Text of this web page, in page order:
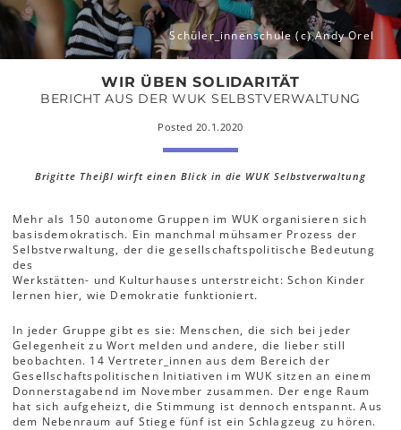
Schüler_innenschule (c) Andy Orel
WIR ÜBEN SOLIDARITÄT
BERICHT AUS DER WUK SELBSTVERWALTUNG
Posted 20.1.2020
Brigitte Theißl wirft einen Blick in die WUK Selbstverwaltung
Mehr als 150 autonome Gruppen im WUK organisieren sich
basisdemokratisch. Ein manchmal mühsamer Prozess der
Selbstverwaltung, der die gesellschaftspolitische Bedeutung
des
Werkstätten- und Kulturhauses unterstreicht: Schon Kinder
lernen hier, wie Demokratie funktioniert.
In jeder Gruppe gibt es sie: Menschen, die sich bei jeder
Gelegenheit zu Wort melden und andere, die lieber still
beobachten. 14 Vertreter_innen aus dem Bereich der
Gesellschaftspolitischen Initiativen im WUK sitzen an einem
Donnerstagabend im November zusammen. Der enge Raum
hat sich aufgeheizt, die Stimmung ist dennoch entspannt. Aus
dem Nebenraum auf Stiege fünf ist ein Schlagzeug zu hören.